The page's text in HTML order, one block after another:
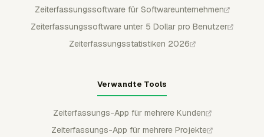
Zeiterfassungssoftware für Softwareunternehmen
Zeiterfassungssoftware unter 5 Dollar pro Benutzer
Zeiterfassungsstatistiken 2026
Verwandte Tools
Zeiterfassungs-App für mehrere Kunden
Zeiterfassungs-App für mehrere Projekte